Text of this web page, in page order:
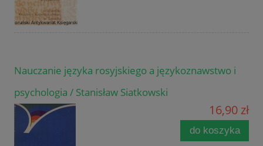
Nauczanie języka rosyjskiego a językoznawstwo i
psychologia / Stanisław Siatkowski
16,90 zł
do koszyka